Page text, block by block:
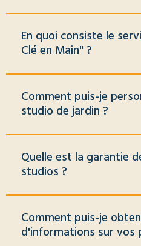
En quoi consiste le
Clé en Main" ?
Comment puis-je
studio de jardin ?
Quelle est la garantie
studios ?
Comment puis-je
d'informations sur vos